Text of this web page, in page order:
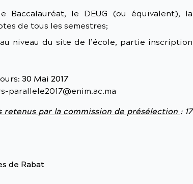
Baccalauréat, le DEUG (ou équivalent), la
de tous les semestres;
niveau du site de l’école, partie inscription
30 Mai 2017
parallele2017@enim.ac.ma
retenus par la commission de présélection : 17
de Rabat